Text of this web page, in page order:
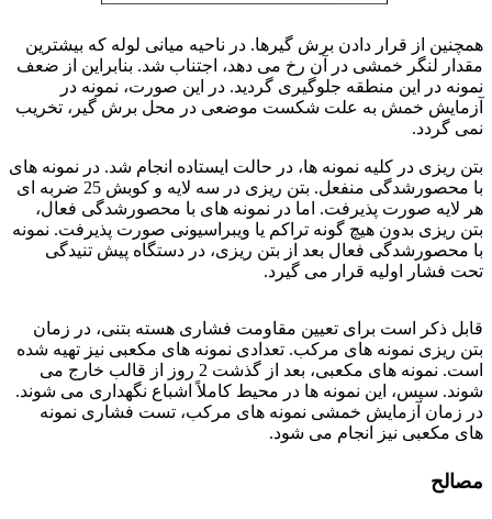
همچنین از قرار دادن برش گیرها. در ناحیه میانی لوله که بیشترین
مقدار لنگر خمشی در آن رخ می دهد، اجتناب شد. بنابراین از ضعف
نمونه در این منطقه جلوگیری گردید. در این صورت، نمونه در
آزمایش خمش به علت شکست موضعی در محل برش گیر، تخریب
نمی گردد.
بتن ریزی در کلیه نمونه ها، در حالت ایستاده انجام شد. در نمونه های
با محصورشدگی منفعل. بتن ریزی در سه لایه و کوبش 25 ضربه ای
هر لایه صورت پذیرفت. اما در نمونه های با محصورشدگی فعال،
بتن ریزی بدون هیچ گونه تراکم یا ویبراسیونی صورت پذیرفت. نمونه
با محصورشدگی فعال بعد از بتن ریزی، در دستگاه پیش تنیدگی
تحت فشار اولیه قرار می گیرد.
قابل ذکر است برای تعیین مقاومت فشاری هسته بتنی، در زمان
بتن ریزی نمونه های مرکب. تعدادی نمونه های مکعبی نیز تهیه شده
است. نمونه های مکعبی، بعد از گذشت 2 روز از قالب خارج می
شوند. سپس، این نمونه ها در محیط کاملاً اشباع نگهداری می شوند.
در زمان آزمایش خمشی نمونه های مرکب، تست فشاری نمونه
های مکعبی نیز انجام می شود.
مصالح